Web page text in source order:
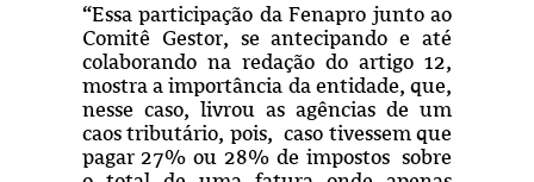
“Essa participação da Fenapro junto ao
Comitê Gestor, se antecipando e até
colaborando na redação do artigo 12,
mostra a importância da entidade, que,
nesse caso, livrou as agências de um
caos tributário, pois, caso tivessem que
pagar 27% ou 28% de impostos sobre